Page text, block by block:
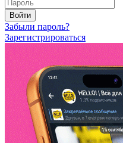
Войти
Забыли пароль?
Зарегистрироваться